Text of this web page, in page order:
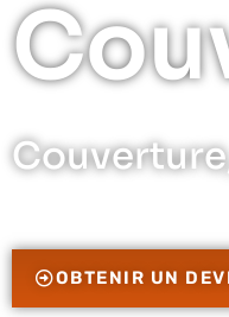
OBTENIR UN